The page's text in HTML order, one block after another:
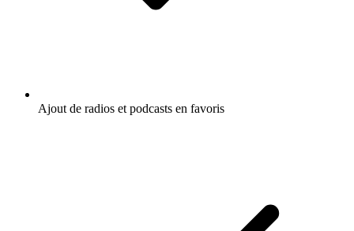
Ajout de radios et podcasts en favoris